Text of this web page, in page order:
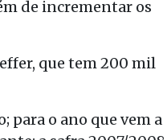
de incrementar os
que tem 200 mil
para o ano que vem a